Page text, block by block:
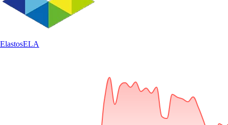
ElastosELA